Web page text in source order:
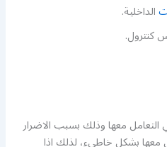
الداخلية.
كنترول.
التعامل معها وذلك بسبب الاضرار
معها بشكل خاطيء، لذلك اذا